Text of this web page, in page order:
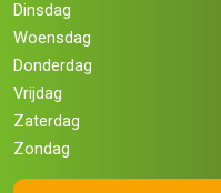
Dinsdag
Woensdag
Donderdag
Vrijdag
Zaterdag
Zondag